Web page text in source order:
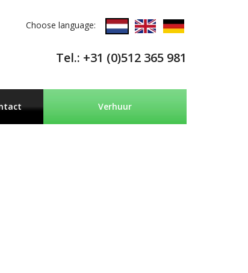
Choose language:
Tel.: +31 (0)512 365 981
Verhuur